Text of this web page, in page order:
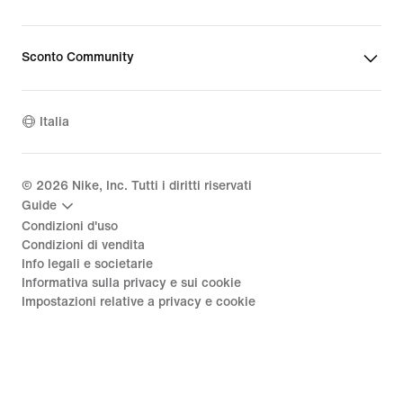
Sconto Community
Italia
© 2026 Nike, Inc. Tutti i diritti riservati
Guide
Condizioni d'uso
Condizioni di vendita
Info legali e societarie
Informativa sulla privacy e sui cookie
Impostazioni relative a privacy e cookie